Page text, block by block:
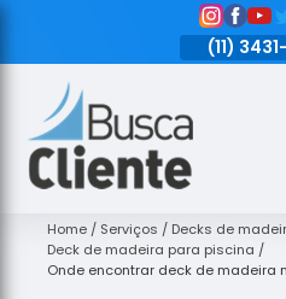
(11)
Assoalhos
de Madeira
Decks de
Home Serviços
Decks de
Deck de madeira para piscina
Onde encontrar deck de madeira